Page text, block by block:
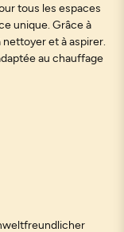
tous les espaces
unique. Grâce à
et à aspirer.
au chauffage